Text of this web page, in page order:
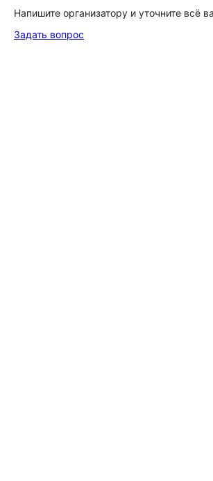
Напишите организатору и уточните всё
Задать вопрос